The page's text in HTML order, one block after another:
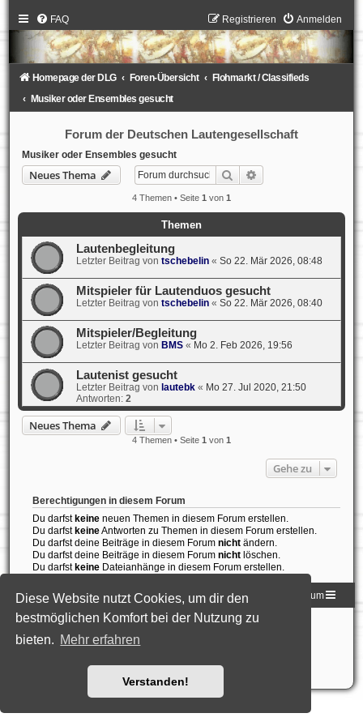
Diese Website nutzt Cookies, um dir den
bestmöglichen Komfort bei der Nutzung zu
bieten. Mehr erfahren
Verstanden!
FAQ Anmelden
Registrieren
Homepage der DLG Foren-Übersicht
Flohmarkt / Classifieds
Musiker oder Ensembles gesucht
Forum der Deutschen Lautengesellschaft
Musiker oder Ensembles gesucht
Neues Thema Suche
4 Themen • Seite 1 von 1
Themen
Lautenbegleitung
Letzter Beitrag von tschebelin« So 22. Mär 2026, 08:48
Mitspieler für Lautenduos gesucht
Letzter Beitrag von tschebelin« So 22. Mär 2026, 08:40
Mitspieler/Begleitung
Letzter Beitrag von BMS« Mo 2. Feb 2026, 19:56
Lautenist gesucht
Letzter Beitrag von lautebk« Mo 27. Jul 2020, 21:50
Antworten: 2
Neues Thema
4 Themen • Seite 1 von 1
Gehe zu
Berechtigungen in diesem Forum
Du darfst keineneuen Themen in diesem Forum erstellen.
Du darfst keineAntworten zu Themen in diesem Forum erstellen.
Du darfst deine Beiträge in diesem Forum nichtändern.
Du darfst deine Beiträge in diesem Forum nichtlöschen.
Du darfst keineDateianhänge in diesem Forum erstellen.
Homepage der DLG Foren-Übersicht Impressum
Powered byphpBB ® Forum Software © phpBB Limited
Deutsche Übersetzung durch